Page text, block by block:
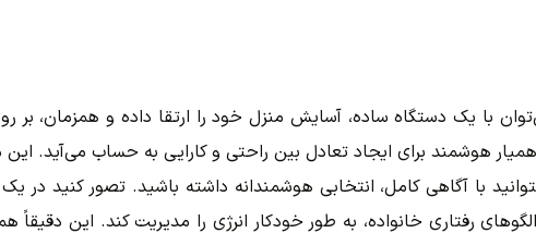
با یک دستگاه ساده، آسایش منزل خود را ارتقا داده و همزمان، بر
هوشمند برای ایجاد تعادل بین راحتی و کارایی به حساب می‌آید. این
با آگاهی کامل، انتخابی هوشمندانه داشته باشید. تصور کنید در
رفتاری خانواده، به طور خودکار انرژی را مدیریت کند. این